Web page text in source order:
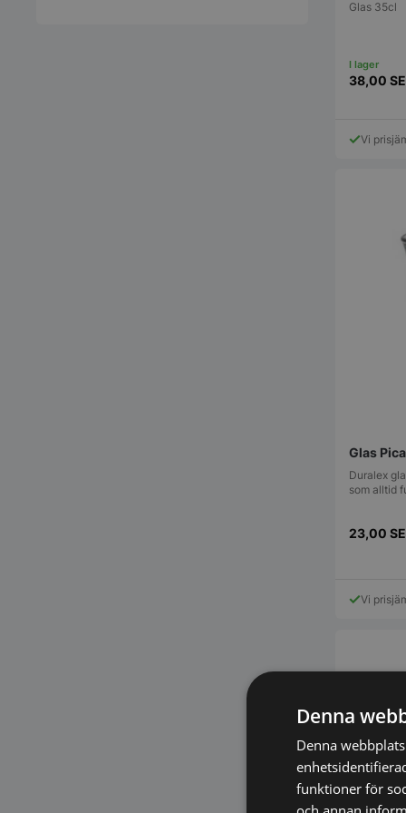
Glas 35cl
38,00
Vi
Glas
Duralex
som alltid
23,00
Vi
Denna
Denna
funktioner för